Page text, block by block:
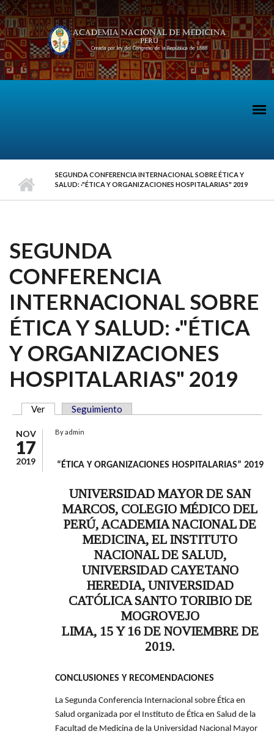
Pasar al contenido principal
SEGUNDA CONFERENCIA INTERNACIONAL SOBRE ÉTICA Y
SALUD: ·"ÉTICA Y ORGANIZACIONES HOSPITALARIAS" 2019
SEGUNDA
CONFERENCIA
INTERNACIONAL SOBRE
ÉTICA Y SALUD: ·"ÉTICA
Y ORGANIZACIONES
HOSPITALARIAS" 2019
SOLAPAS PRINCIPALES
Ver (solapa activa)
Seguimiento
NOV
17
2019
By admin
“ÉTICA Y ORGANIZACIONES HOSPITALARIAS” 2019
UNIVERSIDAD MAYOR DE SAN
MARCOS, COLEGIO MÉDICO DEL
PERÚ, ACADEMIA NACIONAL DE
MEDICINA, EL INSTITUTO
NACIONAL DE SALUD,
UNIVERSIDAD CAYETANO
HEREDIA, UNIVERSIDAD
CATÓLICA SANTO TORIBIO DE
MOGROVEJO
LIMA, 15 Y 16 DE NOVIEMBRE DE
2019.
CONCLUSIONES Y RECOMENDACIONES
La Segunda Conferencia Internacional sobre Ética en
Salud organizada por el Instituto de Ética en Salud de la
Facultad de Medicina de la Universidad Nacional Mayor